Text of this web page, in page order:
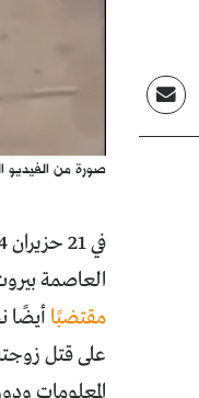
صورة من الفيديو
في 21 حزيران 2024، انتشر
العاصمة
مقتضبًا أيضًا
على قتل